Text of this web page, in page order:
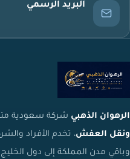
البريد الرسمي
الرهوان الذهبي شركة سعودية
ونقل العفش، تخدم الأفراد
وباقي مدن المملكة إلى دول الخليج